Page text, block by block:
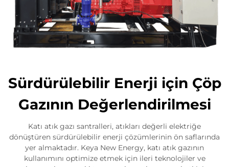
Sürdürülebilir Enerji için Çöp
Gazının Değerlendirilmesi
Katı atık gazı santralleri, atıkları değerli elektriğe
dönüştüren sürdürülebilir enerji çözümlerinin ön saflarında
yer almaktadır. Keya New Energy, katı atık gazının
kullanımını optimize etmek için ileri teknolojiler ve